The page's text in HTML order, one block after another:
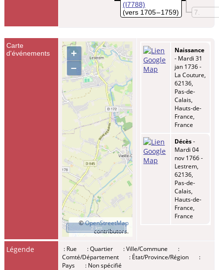
(I7788)
(vers 1705 – 1759)
7
Carte
d'événements
+
–
©OpenStreetMap
contributors.
2 km
Naissance
- Mardi 31
jan 1736 -
La Couture,
62136,
Pas-de-
Calais,
Hauts-de-
France,
France
Décès-
Mardi 04
nov 1766 -
Lestrem,
62136,
Pas-de-
Calais,
Hauts-de-
France,
France
Légende : Rue : Quartier : Ville/Commune
:
Comté/Département
: État/Province/Région
:
Pays
: Non spécifié